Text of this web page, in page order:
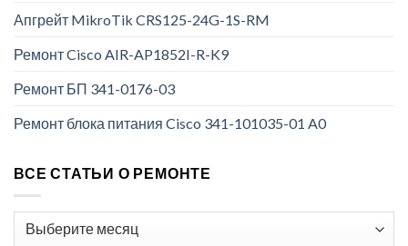
Апгрейт MikroTik CRS125-24G-1S-RM
Ремонт Cisco AIR-AP1852I-R-K9
Ремонт БП 341-0176-03
Ремонт блока питания Cisco 341-101035-01 A0
ВСЕ СТАТЬИ О РЕМОНТЕ
Все